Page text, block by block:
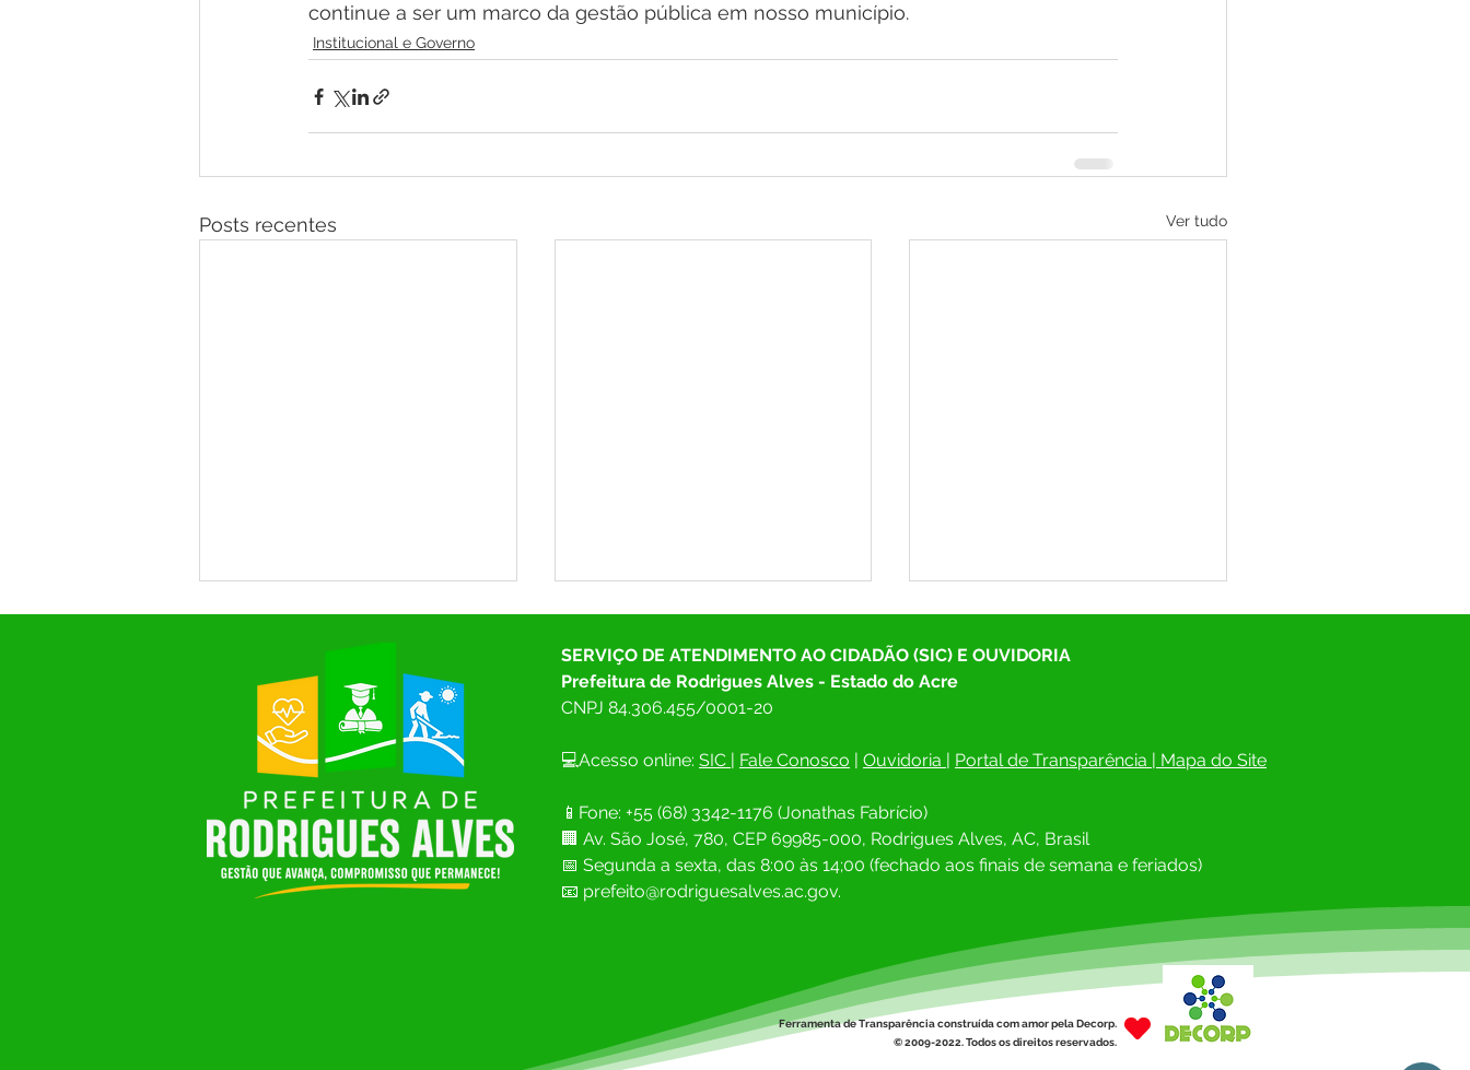
continue a ser um marco da gestão pública em nosso município.
Institucional e Governo
Posts recentes Ver tudo
Prefeitura de Rodrigues Alves
realiza grande festa em
homenagem ao Dia das Mães
firma parceria com o TJAC para
realização do Projeto Cidadão e
ações sociais
monitoram erosão no Cemitério
Municipal
SERVIÇO DE ATENDIMENTO AO CIDADÃO (SIC) E OUVIDORIA
Prefeitura de Rodrigues Alves - Estado do Acre
CNPJ 84.306.455/0001-20
💻Acesso online: SIC Fale Conosco Ouvidoria Portal de Transparência Mapa do Site
📱Fone: +55 (68) 3342-1176 (Jonathas Fabrício)
🏢 Av. São José, 780, CEP 69985-000, Rodrigues Alves, AC, Brasil
📅 Segunda a sexta, das 8:00 às 14;00 (fechado aos finais de semana e feriados)
📧 prefeito@rodriguesalves.ac.gov.
Ferramenta de Transparência construída com amor pela Decorp.
© 2009-2022. Todos os direitos reservados.